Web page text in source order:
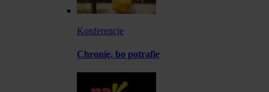
Konferencje
Chronię, bo potrafię